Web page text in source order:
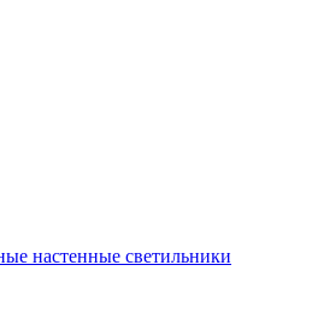
настенные светильники